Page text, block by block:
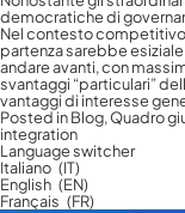
democratiche di
Nel contesto
partenza sarebbe
andare avanti, con
svantaggi “particulari”
vantaggi di interesse
Posted inBlog,Quadro
integration
Language switcher
Italiano
IT
English
EN
Français
FR